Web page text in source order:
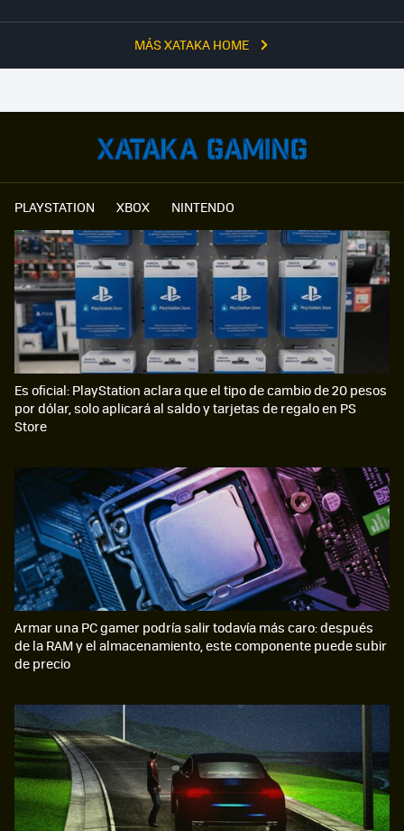
MÁS XATAKA HOME
PLAYSTATION XBOX NINTENDO
Es oficial: PlayStation aclara que el tipo de cambio de 20 pesos
por dólar, solo aplicará al saldo y tarjetas de regalo en PS
Store
Armar una PC gamer podría salir todavía más caro: después
de la RAM y el almacenamiento, este componente puede subir
de precio